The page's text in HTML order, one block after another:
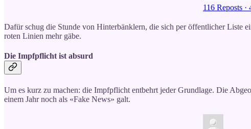
116 Reposts ·
Dafür schug die Stunde von Hinterbänklern, die sich per öffentlicher Liste
roten Linien mehr gäbe.
Die Impfpflicht ist absurd
Um es kurz zu machen: die Impfpflicht entbehrt jeder Grundlage. Die
einem Jahr noch als «Fake News» galt.